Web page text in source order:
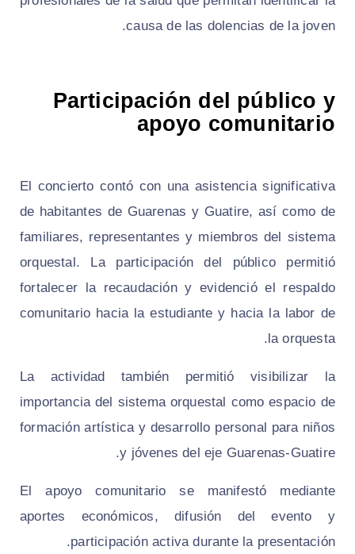
causa de las dolencias de la joven.
Participación del público y
apoyo comunitario
El concierto contó con una asistencia significativa
de habitantes de Guarenas y Guatire, así como de
familiares, representantes y miembros del sistema
orquestal. La participación del público permitió
fortalecer la recaudación y evidenció el respaldo
comunitario hacia la estudiante y hacia la labor de
la orquesta.
La actividad también permitió visibilizar la
importancia del sistema orquestal como espacio de
formación artística y desarrollo personal para niños
y jóvenes del eje Guarenas-Guatire.
El apoyo comunitario se manifestó mediante
aportes económicos, difusión del evento y
participación activa durante la presentación.